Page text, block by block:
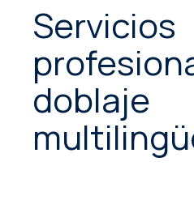
Servicios
doblaje